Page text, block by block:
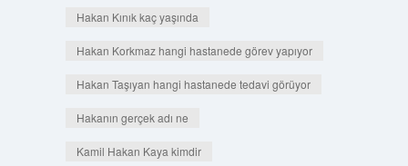
Hakan Kınık kaç yaşında
Hakan Korkmaz hangi hastanede görev yapıyor
Hakan Taşıyan hangi hastanede tedavi görüyor
Hakanın gerçek adı ne
Kamil Hakan Kaya kimdir